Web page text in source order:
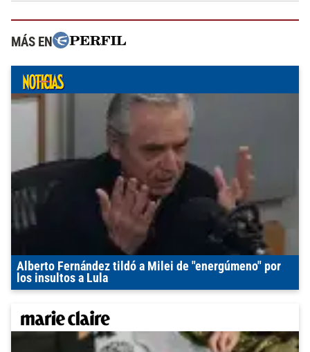
MÁS EN
Alberto Fernández tildó a Milei de "energúmeno" por
los insultos a Lula